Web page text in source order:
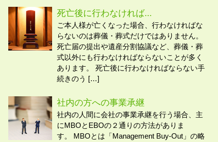
死亡後に行わなければ...
ご本人様が亡くなった場合、行わなければな
らないのは葬儀・葬式だけではありません。
死亡届の提出や遺産分割協議など、葬儀・葬
式以外にも行わなければならないことが多く
あります。 死亡後に行わなければならない手
続きのう […]
社内の方への事業承継
社内の人間に会社の事業承継を行う場合、主
にMBOとEBOの２通りの方法がありま
す。 MBOとは「Management Buy-Out」の略